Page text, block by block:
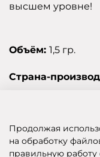
высшем уровне!
Объём: 1,5 гр.
Страна-
Продолжая
на обработку
правильную работу